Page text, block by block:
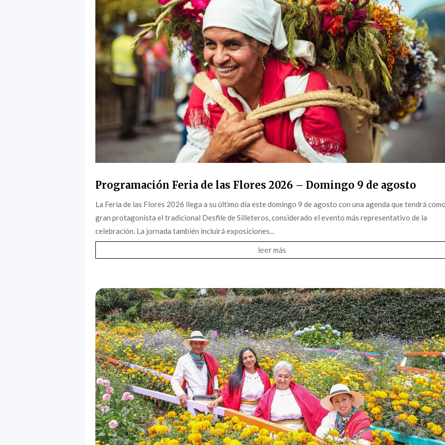
Programación Feria de las Flores 2026 – Domingo 9 de agosto
La Feria de las Flores 2026 llega a su último día este domingo 9 de agosto con una agenda que tendrá
gran protagonista el tradicional Desfile de Silleteros, considerado el evento más representativo de la
celebración. La jornada también incluirá exposiciones...
leer más